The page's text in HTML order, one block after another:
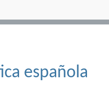
española